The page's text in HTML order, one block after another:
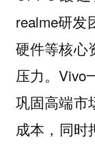
realme研发
硬件等核心
压力。Vivo
巩固高端市
成本，同时